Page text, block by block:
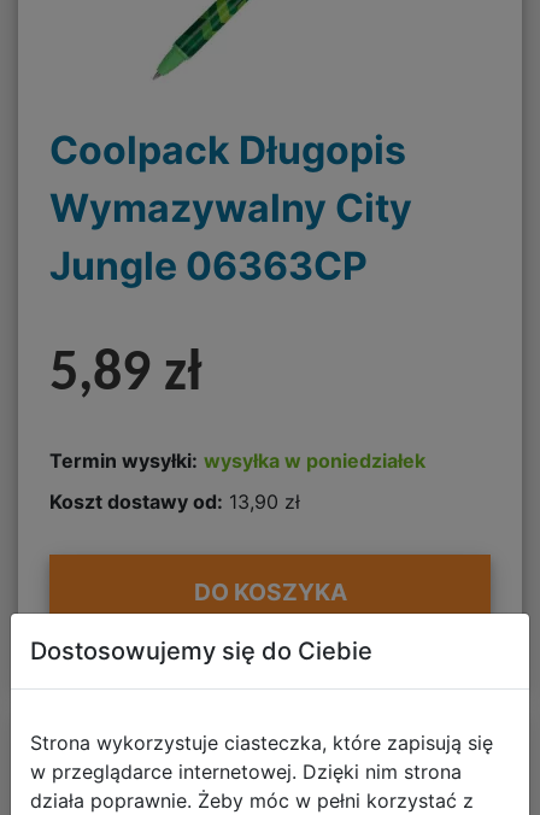
Coolpack Długopis
Wymazywalny City
Jungle 06363CP
5,89 zł
Termin wysyłki: wysyłka w poniedziałek
Koszt dostawy od: 13,90 zł
DO KOSZYKA
Dostosowujemy się do Ciebie
Strona wykorzystuje ciasteczka, które zapisują się
w przeglądarce internetowej. Dzięki nim strona
działa poprawnie. Żeby móc w pełni korzystać z